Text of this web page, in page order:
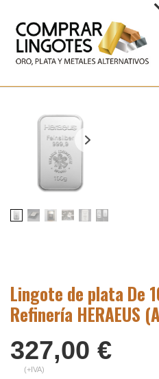
Lingote de plata De
Refinería HERAEUS
327,00 €
(+IVA)